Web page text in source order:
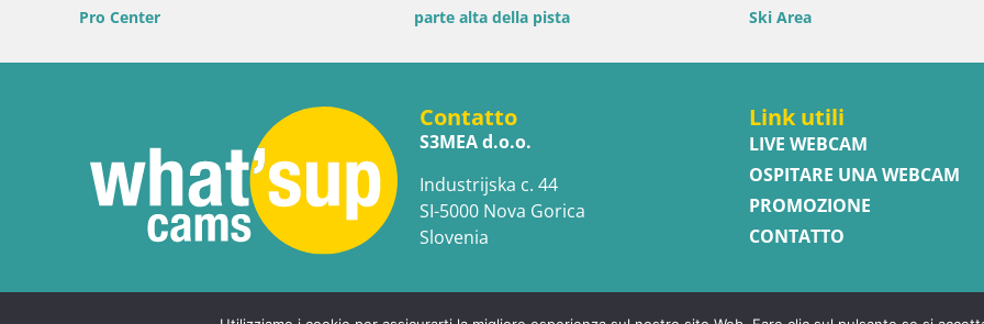
Contatto
S3MEA d.o.o.
Industrijska c. 44
SI-5000 Nova Gorica
Slovenia
Link utili
LIVE WEBCAM
OSPITARE UNA WEBCAM
PROMOZIONE
CONTATTO